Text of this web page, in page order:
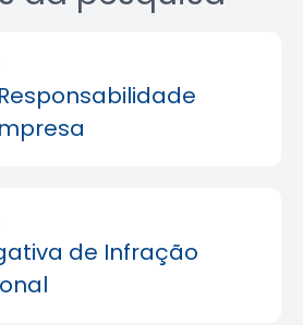
de Infração